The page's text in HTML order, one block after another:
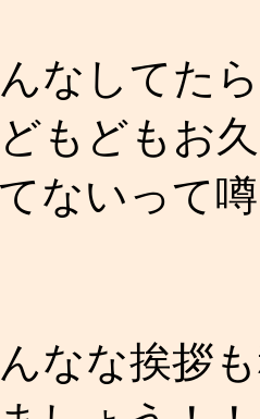
なしてた
もどもお
ないって
なな挨拶